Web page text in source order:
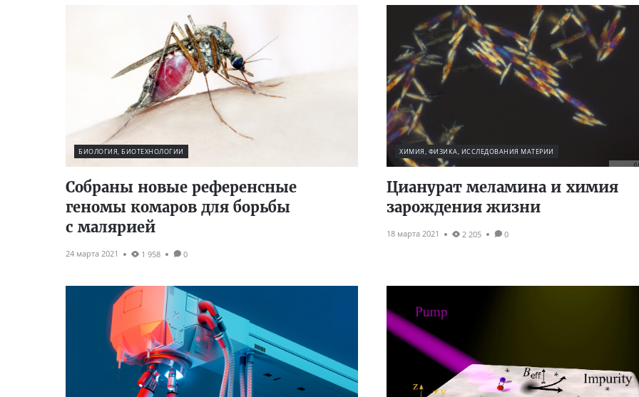
БИОЛОГИЯ, БИОТЕХНОЛОГИИ
Собраны новые референсные
геномы комаров для борьбы
с малярией
24 марта 2021 1 958 0
ХИМИЯ, ФИЗИКА, ИССЛЕДОВАНИЯ МАТЕРИИ
Цианурат меламина и химия
зарождения жизни
18 марта 2021 2 205 0